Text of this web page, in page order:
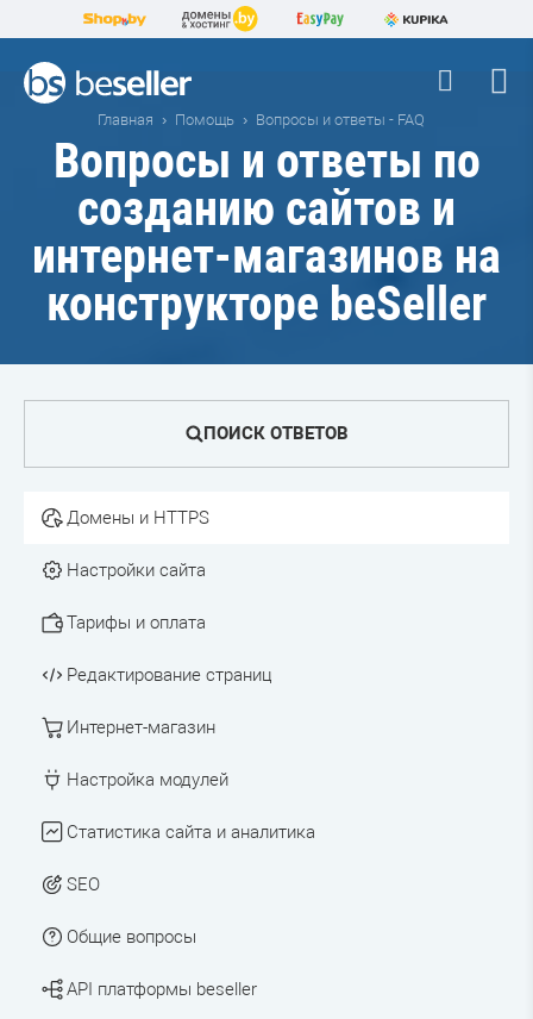
Главная Помощь Вопросы и ответы - FAQ
Вопросы и ответы по
созданию сайтов и
интернет-магазинов на
конструкторе beSeller
ПОИСК ОТВЕТОВ
Домены и HTTPS
Настройки сайта
Тарифы и оплата
Редактирование страниц
Интернет-магазин
Настройка модулей
Статистика сайта и аналитика
SEO
Общие вопросы
API платформы beseller